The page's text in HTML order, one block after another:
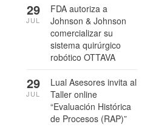
FDA autoriza a
Johnson & Johnson
comercializar su
sistema quirúrgico
robótico OTTAVA
29
JUL
Lual Asesores invita al
Taller online
“Evaluación Histórica
de Procesos (RAP)”
29
JUL